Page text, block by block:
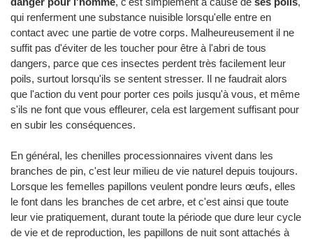
qui renferment une substance nuisible lorsqu'elle entre en
contact avec une partie de votre corps. Malheureusement il ne
suffit pas d'éviter de les toucher pour être à l'abri de tous
dangers, parce que ces insectes perdent très facilement leur
poils, surtout lorsqu'ils se sentent stresser. Il ne faudrait alors
que l'action du vent pour porter ces poils jusqu'à vous, et même
s'ils ne font que vous effleurer, cela est largement suffisant pour
en subir les conséquences.
En général, les chenilles processionnaires vivent dans les
branches de pin, c'est leur milieu de vie naturel depuis toujours.
Lorsque les femelles papillons veulent pondre leurs œufs, elles
le font dans les branches de cet arbre, et c'est ainsi que toute
leur vie pratiquement, durant toute la période que dure leur cycle
de vie et de reproduction, les papillons de nuit sont attachés à